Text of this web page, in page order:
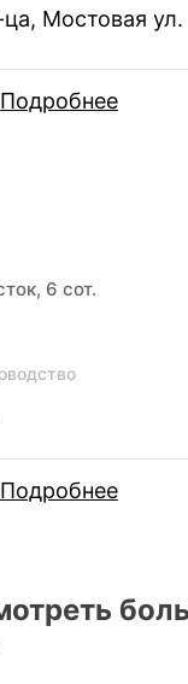
Мостовая ул.
Подробнее
6 сот.
Подробнее